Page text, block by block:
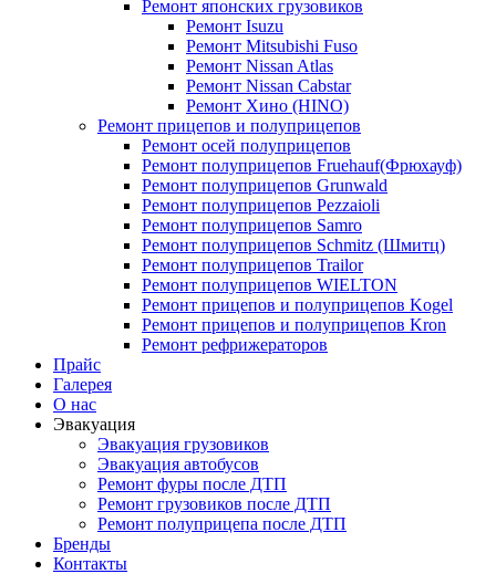
Ремонт японских грузовиков
Ремонт Isuzu
Ремонт Mitsubishi Fuso
Ремонт Nissan Atlas
Ремонт Nissan Cabstar
Ремонт Хино (HINO)
Ремонт прицепов и полуприцепов
Ремонт осей полуприцепов
Ремонт полуприцепов Fruehauf(Фрюхауф)
Ремонт полуприцепов Grunwald
Ремонт полуприцепов Pezzaioli
Ремонт полуприцепов Samro
Ремонт полуприцепов Schmitz (Шмитц)
Ремонт полуприцепов Trailor
Ремонт полуприцепов WIELTON
Ремонт прицепов и полуприцепов Kogel
Ремонт прицепов и полуприцепов Kron
Ремонт рефрижераторов
Прайс
Галерея
О нас
Эвакуация
Эвакуация грузовиков
Эвакуация автобусов
Ремонт фуры после ДТП
Ремонт грузовиков после ДТП
Ремонт полуприцепа после ДТП
Бренды
Контакты